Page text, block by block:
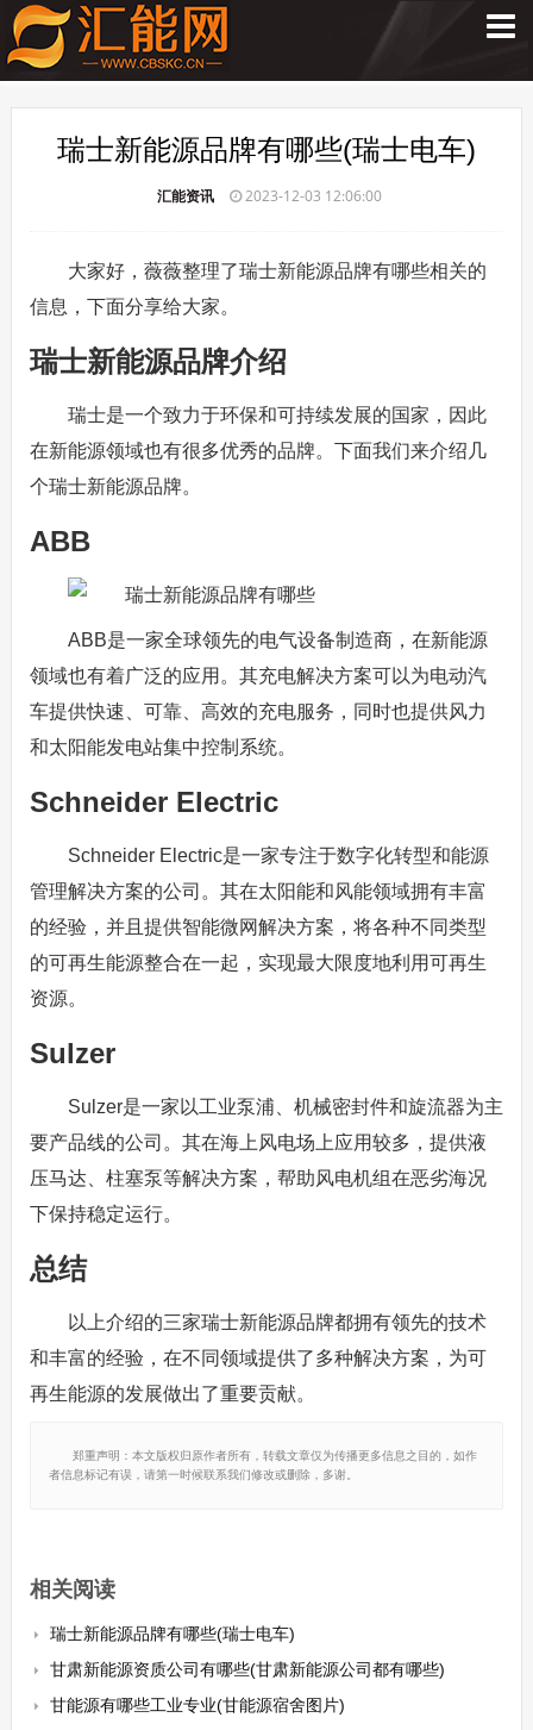
瑞士新能源品牌有哪些(瑞士电车)
汇能资讯 2023-12-03 12:06:00
大家好，薇薇整理了瑞士新能源品牌有哪些相关的
信息，下面分享给大家。
瑞士新能源品牌介绍
瑞士是一个致力于环保和可持续发展的国家，因此
在新能源领域也有很多优秀的品牌。下面我们来介绍几
个瑞士新能源品牌。
ABB
ABB是一家全球领先的电气设备制造商，在新能源
领域也有着广泛的应用。其充电解决方案可以为电动汽
车提供快速、可靠、高效的充电服务，同时也提供风力
和太阳能发电站集中控制系统。
Schneider Electric
Schneider Electric是一家专注于数字化转型和能源
管理解决方案的公司。其在太阳能和风能领域拥有丰富
的经验，并且提供智能微网解决方案，将各种不同类型
的可再生能源整合在一起，实现最大限度地利用可再生
资源。
Sulzer
Sulzer是一家以工业泵浦、机械密封件和旋流器为主
要产品线的公司。其在海上风电场上应用较多，提供液
压马达、柱塞泵等解决方案，帮助风电机组在恶劣海况
下保持稳定运行。
总结
以上介绍的三家瑞士新能源品牌都拥有领先的技术
和丰富的经验，在不同领域提供了多种解决方案，为可
再生能源的发展做出了重要贡献。
郑重声明：本文版权归原作者所有，转载文章仅为传播更多信息之目的，如作
者信息标记有误，请第一时候联系我们修改或删除，多谢。
相关阅读
瑞士新能源品牌有哪些(瑞士电车)
甘肃新能源资质公司有哪些(甘肃新能源公司都有哪些)
甘能源有哪些工业专业(甘能源宿舍图片)